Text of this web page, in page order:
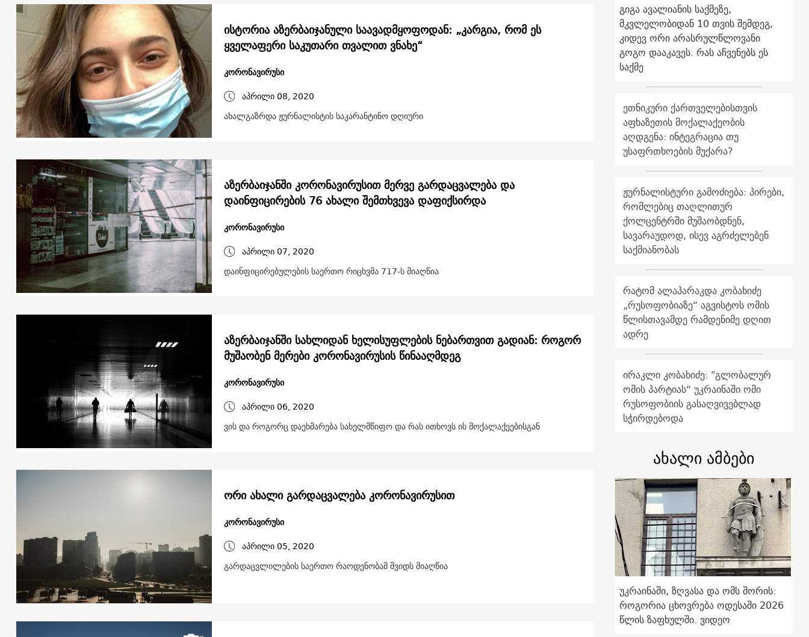
ისტორია აზერბაიჯანული საავადმყოფოდან: „კარგია, რომ ეს
ყველაფერი საკუთარი თვალით ვნახე“
კორონავირუსი
აპრილი 08, 2020
ახალგაზრდა ჟურნალისტის საკარანტინო დღიური
აზერბაიჯანში კორონავირუსით მერვე გარდაცვალება და
დაინფიცირების 76 ახალი შემთხვევა დაფიქსირდა
კორონავირუსი
აპრილი 07, 2020
დაინფიცირებულების საერთო რიცხვმა 717-ს მიაღწია
აზერბაიჯანში სახლიდან ხელისუფლების ნებართვით გადიან: როგორ
მუშაობენ მერები კორონავირუსის წინააღმდეგ
კორონავირუსი
აპრილი 06, 2020
ვის და როგორც დაეხმარება სახელმწიფო და რას ითხოვს ის მოქალაქეებისგან
ორი ახალი გარდაცვალება კორონავირუსით
კორონავირუსი
აპრილი 05, 2020
გარდაცვლილების საერთო რაოდენობამ შვიდს მიაღწია
გიგა ავალიანის საქმეზე,
მკვლელობიდან 10 თვის შემდეგ,
კიდევ ორი არასრულწლოვანი
გოგო დააკავეს. რას აჩვენებს ეს
საქმე
ეთნიკური ქართველებისთვის
აფხაზეთის მოქალაქეობის
აღდგენა: ინტეგრაცია თუ
უსაფრთხოების მუქარა?
ჟურნალისტური გამოძიება: პირები,
რომლებიც თაღლითურ
ქოლცენტრში მუშაობდნენ,
სავარაუდოდ, ისევ აგრძელებენ
საქმიანობას
რატომ ალაპარაკდა კობახიძე
„რუსოფობიაზე“ აგვისტოს ომის
წლისთავამდე რამდენიმე დღით
ადრე
ირაკლი კობახიძე: "გლობალურ
ომის პარტიას“ უკრაინაში ომი
რუსოფობიის გასაღვივებლად
სჭირდებოდა
ახალი ამბები
უკრაინაში, ზღვასა და ომს შორის:
როგორია ცხოვრება ოდესაში 2026
წლის ზაფხულში. ვიდეო